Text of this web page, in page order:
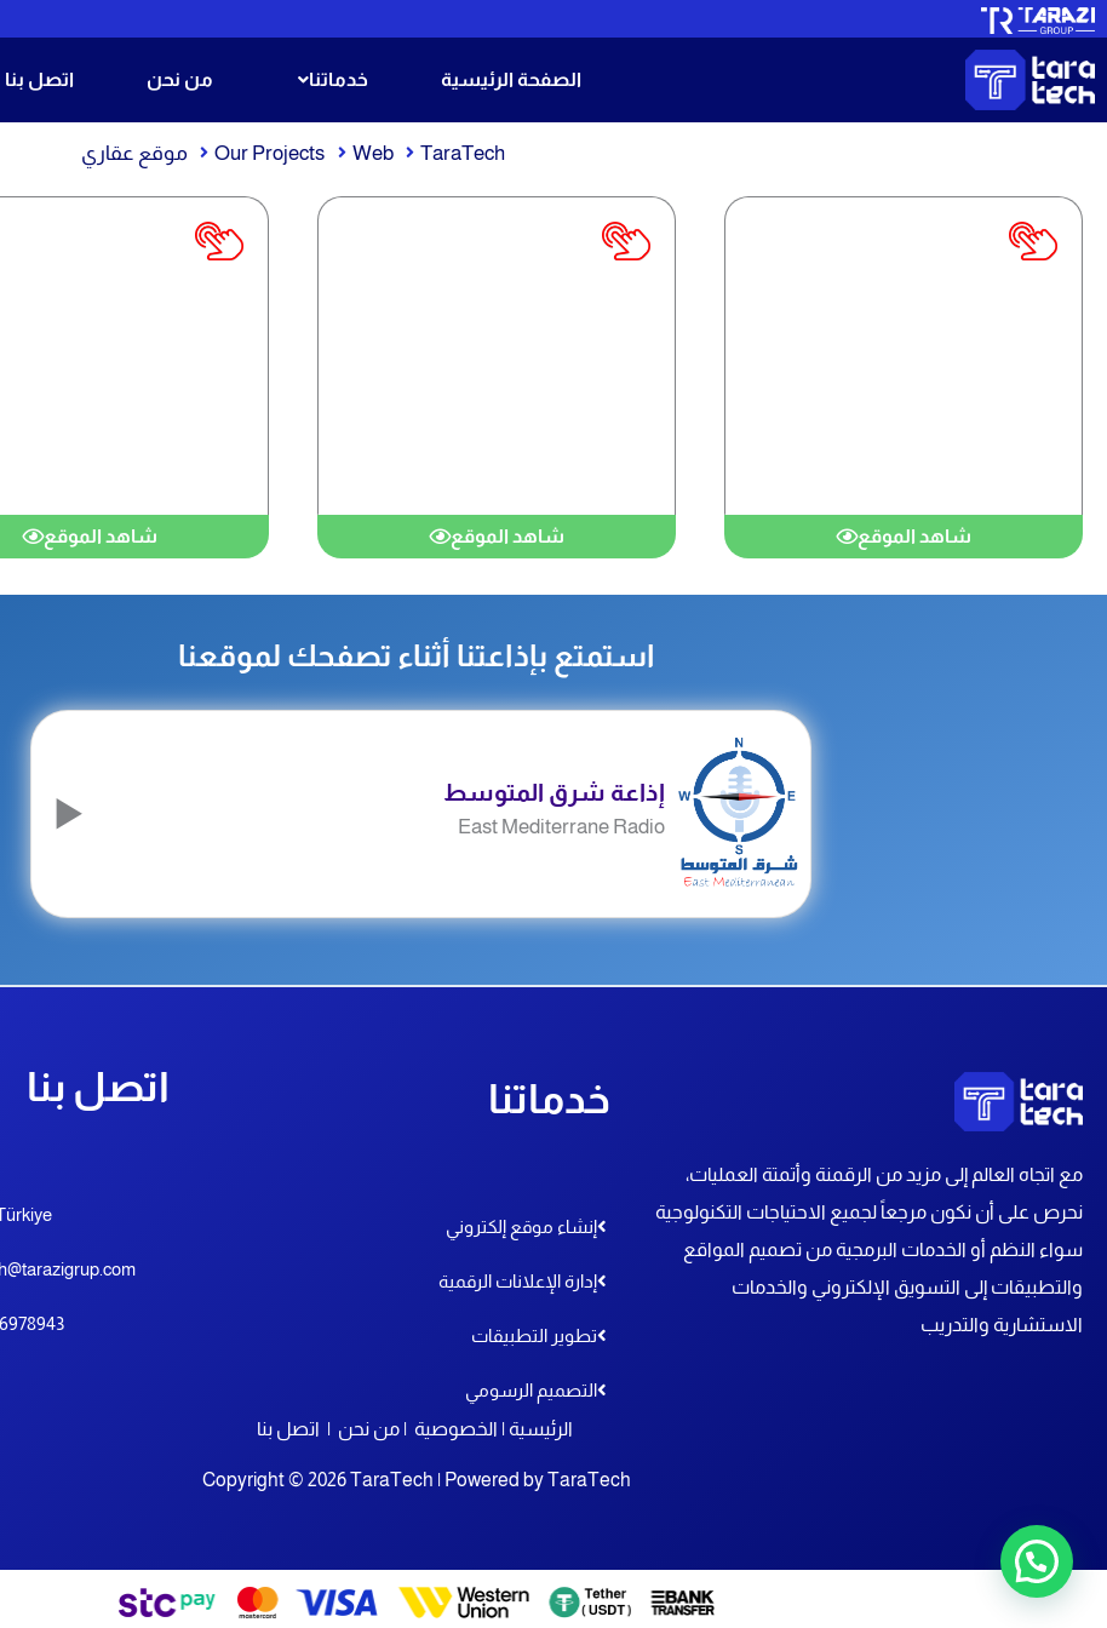
تخطي
إلى
المحتوى
الصفحة الرئيسية خدماتنا من نحن اتصل بنا
TaraTech
Web
Our Projects موقع عقاري
شاهد الموقع شاهد الموقع شاهد الموقع
استمتع بإذاعتنا أثناء تصفحك لموقعنا
إذاعة شرق المتوسط
East Mediterrane Radio
مع اتجاه العالم إلى مزيد من الرقمنة وأتمتة العمليات،
نحرص على أن نكون مرجعاً لجميع الاحتياجات التكنولوجية
سواء النظم أو الخدمات البرمجية من تصميم المواقع
والتطبيقات إلى التسويق الإلكتروني والخدمات
الاستشارية والتدريب
خدماتنا
إنشاء موقع إلكتروني
إدارة الإعلانات الرقمية
تطوير التطبيقات
التصميم الرسومي
اتصل بنا
الرئيسية | الخصوصية | من نحن | اتصل بنا
Copyright © 2026 TaraTech | Powered byTaraTech